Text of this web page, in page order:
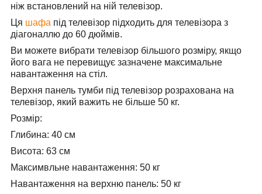
ніж встановлений на ній телевізор.
Ця шафа під телевізор підходить для телевізора з
діагоналлю до 60 дюймів.
Ви можете вибрати телевізор більшого розміру, якщо
його вага не перевищує зазначене максимальне
навантаження на стіл.
Верхня панель тумби під телевізор розрахована на
телевізор, який важить не більше 50 кг.
Розмір:
Глибина: 40 см
Висота: 63 см
Максимвльне навантаження: 50 кг
Навантаження на верхню панель: 50 кг